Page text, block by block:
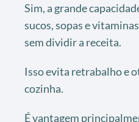
Sim, a grande
sucos, sopas e
sem dividir a receita.
Isso evita retrabalho e
cozinha.
É vantagem